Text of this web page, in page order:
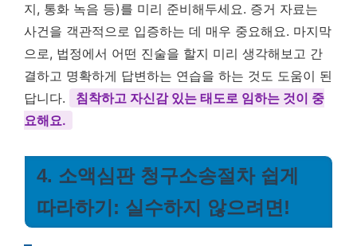
지, 통화 녹음 등)를 미리 준비해두세요. 증거 자료는
사건을 객관적으로 입증하는 데 매우 중요해요. 마지막
으로, 법정에서 어떤 진술을 할지 미리 생각해보고 간
결하고 명확하게 답변하는 연습을 하는 것도 도움이 된
답니다.
침착하고 자신감 있는 태도로 임하는 것이 중
요해요.
4. 소액심판 청구소송절차 쉽게
따라하기: 실수하지 않으려면!